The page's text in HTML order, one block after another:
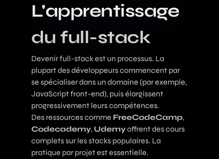
L'apprentissage
du full-stack
Devenir full-stack est un processus. La
plupart des développeurs commencent par
se spécialiser dans un domaine (par exemple,
JavaScript front-end), puis élargissent
progressivement leurs compétences.
Des ressources comme FreeCodeCamp,
Codecademy, Udemyoffrent des cours
complets sur les stacks populaires. La
pratique par projet est essentielle.